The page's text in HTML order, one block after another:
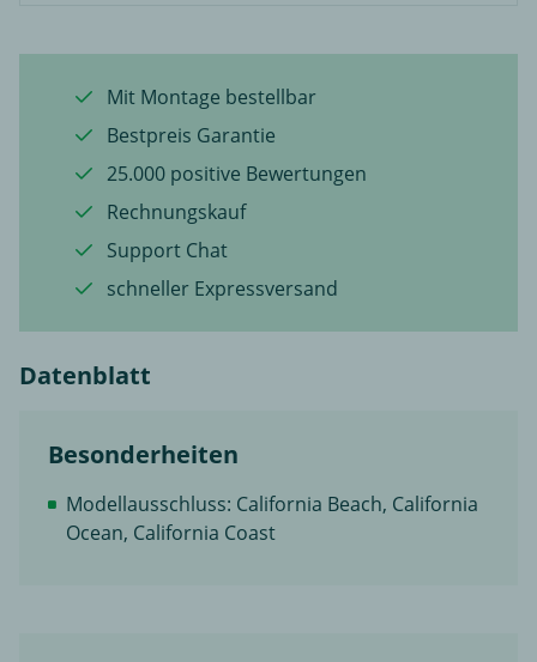
Mit Montage bestellbar
Bestpreis Garantie
25.000 positive Bewertungen
Rechnungskauf
Support Chat
schneller Expressversand
Datenblatt
Besonderheiten
Modellausschluss: California Beach, California
Ocean, California Coast